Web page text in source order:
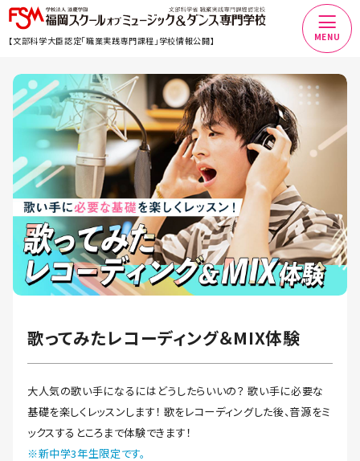
【文部科学大臣認定「職業実践専門課程」学校情報公開】 MENU
歌ってみたレコーディング＆MIX体験
大人気の歌い手になるにはどうしたらいいの？ 歌い手に必要な
基礎を楽しくレッスンします！ 歌をレコーディングした後、音源をミ
ックスするところまで体験できます！
※新中学3年生限定です。